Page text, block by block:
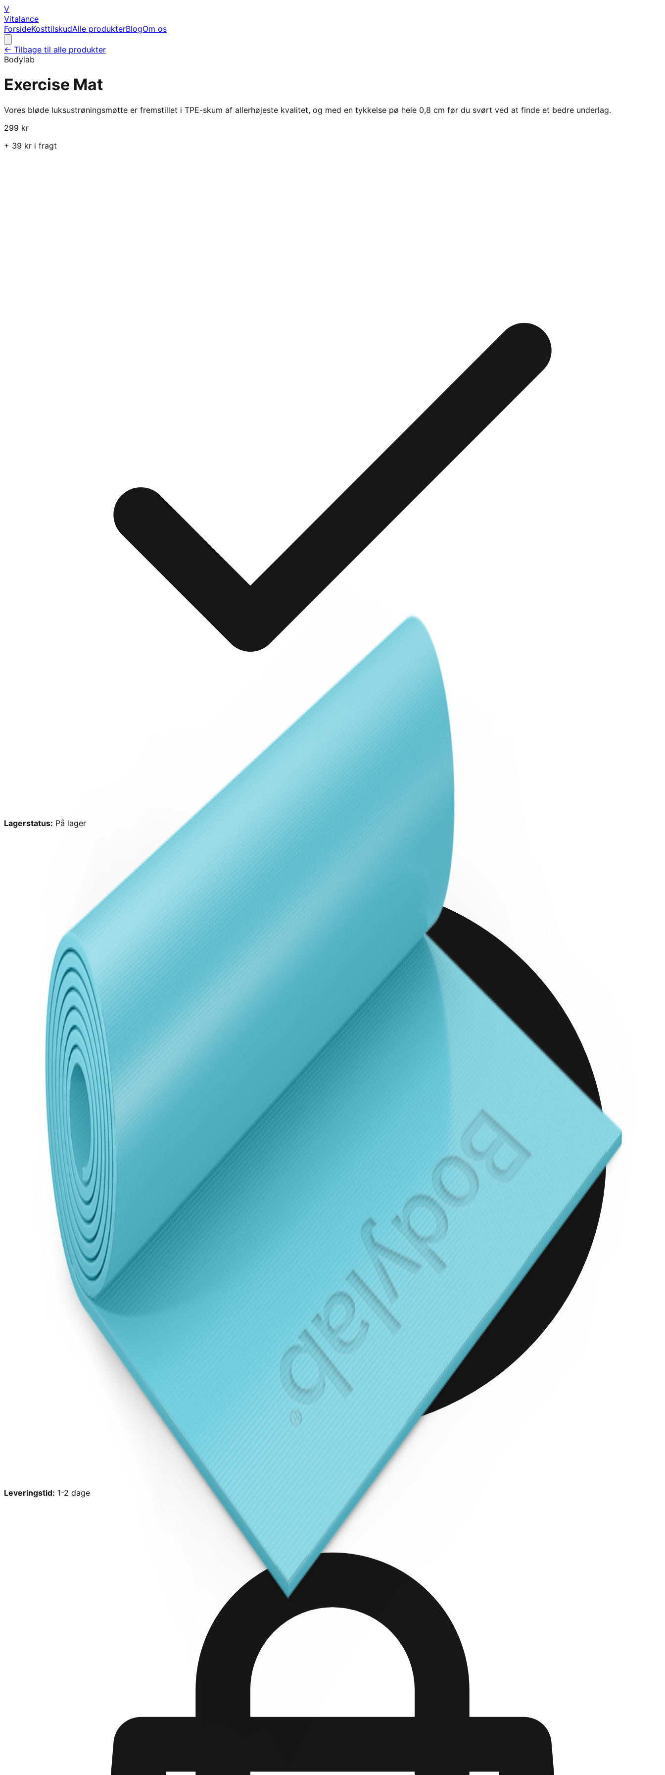
V
Vitalance
ForsideKosttilskudAlle produkterBlogOm os
← Tilbage til alle produkter
Bodylab
Exercise Mat
Vores bløde luksustrøningsmøtte er fremstillet i TPE-skum af allerhøjeste kvalitet, og med en tykkelse pø hele 0,8 cm før du svørt ved at finde et bedre underlag.
299 kr
+ 39 kr i fragt
Lagerstatus: På lager
Leveringstid: 1-2 dage